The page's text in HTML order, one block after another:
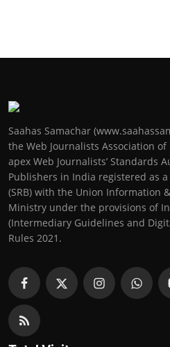
Saahas Samachar
the Web Journalists Association of
apex Web Journalists’ Standards
Publishers in India registered as
(SRB) with the Union Information
Ministry under the provisions of
(Intermediary Guidelines and
Rules 2021.